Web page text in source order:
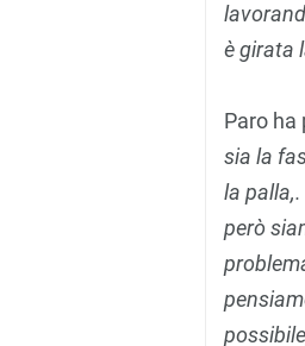
è girata
Paro ha
sia la
la
però